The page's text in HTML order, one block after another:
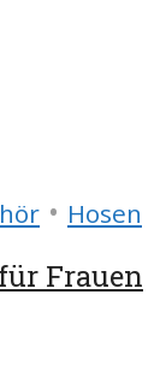
• Hosen
Frauen